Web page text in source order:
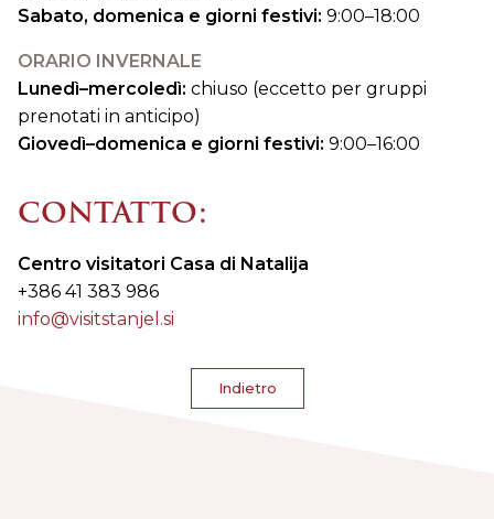
Sabato, domenica e giorni festivi: 9:00–18:00
ORARIO INVERNALE
Lunedì–mercoledì: chiuso (eccetto per gruppi
prenotati in anticipo)
Giovedì–domenica e giorni festivi: 9:00–16:00
CONTATTO:
Centro visitatori Casa di Natalija
+386 41 383 986
info@visitstanjel.si
Indietro